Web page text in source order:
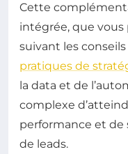
Cette
intégrée, que
suivant les
pratiques de
la data et de
complexe
performance et de
de leads.